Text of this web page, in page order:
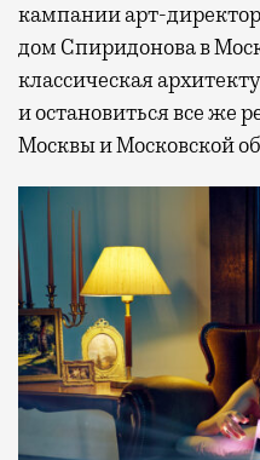
кампании арт-
дом Спиридонова в
классическая
и остановиться все же
Москвы и Московской